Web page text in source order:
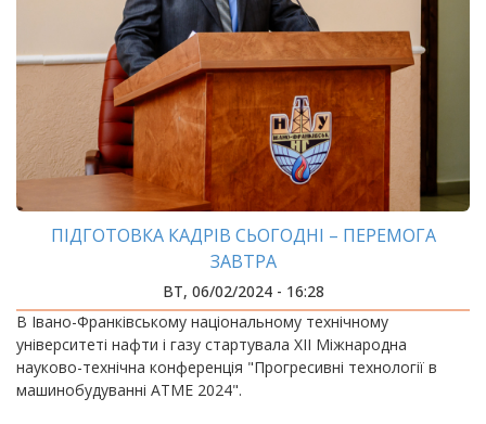
ПІДГОТОВКА КАДРІВ СЬОГОДНІ – ПЕРЕМОГА
ЗАВТРА
ВТ, 06/02/2024 - 16:28
В Івано-Франківському національному технічному
університеті нафти і газу стартувала ХІІ Міжнародна
науково-технічна конференція "Прогресивні технології в
машинобудуванні АТМЕ 2024".